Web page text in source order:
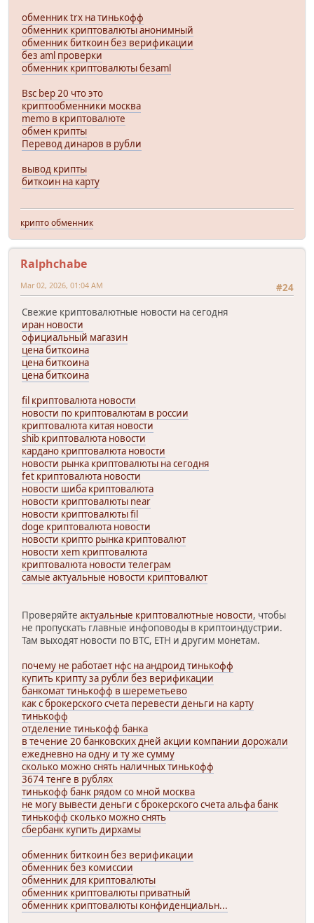
обменник trx на тинькофф
обменник криптовалюты анонимный
обменник биткоин без верификации
без aml проверки
обменник криптовалюты безaml
Bsc bep 20 что это
криптообменники москва
memo в криптовалюте
обмен крипты
Перевод динаров в рубли
вывод крипты
биткоин на карту
крипто обменник
Ralphchabe
#24
Mar 02, 2026, 01:04 AM
Свежие криптовалютные новости на сегодня
иран новости
официальный магазин
цена биткоина
цена биткоина
цена биткоина
fil криптовалюта новости
новости по криптовалютам в россии
криптовалюта китая новости
shib криптовалюта новости
кардано криптовалюта новости
новости рынка криптовалюты на сегодня
fet криптовалюта новости
новости шиба криптовалюта
новости криптовалюты near
новости криптовалюты fil
doge криптовалюта новости
новости крипто рынка криптовалют
новости xem криптовалюта
криптовалюта новости телеграм
самые актуальные новости криптовалют
Проверяйте актуальные криптовалютные новости, чтобы
не пропускать главные инфоповоды в криптоиндустрии.
Там выходят новости по BTC, ETH и другим монетам.
почему не работает нфс на андроид тинькофф
купить крипту за рубли без верификации
банкомат тинькофф в шереметьево
как с брокерского счета перевести деньги на карту
тинькофф
отделение тинькофф банка
в течение 20 банковских дней акции компании дорожали
ежедневно на одну и ту же сумму
сколько можно снять наличных тинькофф
3674 тенге в рублях
тинькофф банк рядом со мной москва
не могу вывести деньги с брокерского счета альфа банк
тинькофф сколько можно снять
сбербанк купить дирхамы
обменник биткоин без верификации
обменник без комиссии
обменник для криптовалюты
обменник криптовалюты приватный
обменник криптовалюты конфиденциальн...